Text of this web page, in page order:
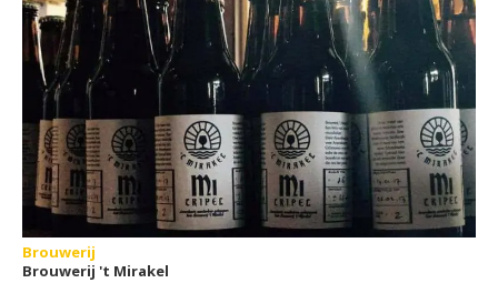
Brouwerij
Brouwerij 't Mirakel